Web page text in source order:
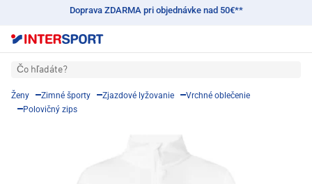
Doprava ZDARMA pri objednávke nad 50€**
Čo hľadáte?
Ženy Zimné športy Zjazdové lyžovanie
Vrchné oblečenie
Polovičný zips